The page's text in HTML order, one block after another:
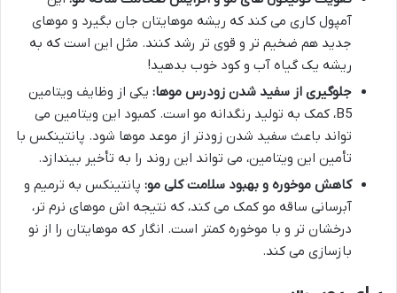
آمپول کاری می کند که ریشه موهایتان جان بگیرد و موهای
جدید هم ضخیم تر و قوی تر رشد کنند. مثل این است که به
ریشه یک گیاه آب و کود خوب بدهید!
جلوگیری از سفید شدن زودرس موها: یکی از وظایف ویتامین
B5، کمک به تولید رنگدانه مو است. کمبود این ویتامین می
تواند باعث سفید شدن زودتر از موعد موها شود. پانتینکس با
تأمین این ویتامین، می تواند این روند را به تأخیر بیندازد.
کاهش موخوره و بهبود سلامت کلی مو: پانتینکس به ترمیم و
آبرسانی ساقه مو کمک می کند، که نتیجه اش موهای نرم تر،
درخشان تر و با موخوره کمتر است. انگار که موهایتان را از نو
بازسازی می کند.